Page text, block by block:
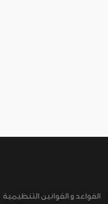
القواعد و القوانين التنظيمية